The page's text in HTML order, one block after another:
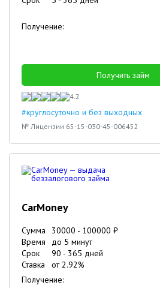
Получение:
Получить займ
4.2
#круглосуточно и без выходных
№ Лицензии 65-15-030-45-006452
CarMoney
Сумма 30000 - 100000 ₽
Время
до 5 минут
Срок
90 - 365 дней
Ставка
от2.92%
Получение: